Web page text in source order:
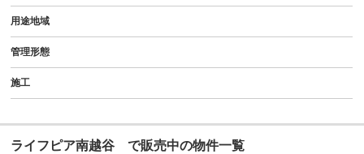
用途地域
管理形態
施工
ライフピア南越谷 で販売中の物件一覧